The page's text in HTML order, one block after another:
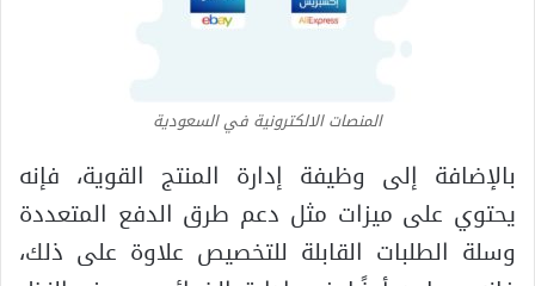
المنصات الالكترونية في السعودية
بالإضافة إلى وظيفة إدارة المنتج القوية، فإنه
يحتوي على ميزات مثل دعم طرق الدفع المتعددة
وسلة الطلبات القابلة للتخصيص علاوة على ذلك،